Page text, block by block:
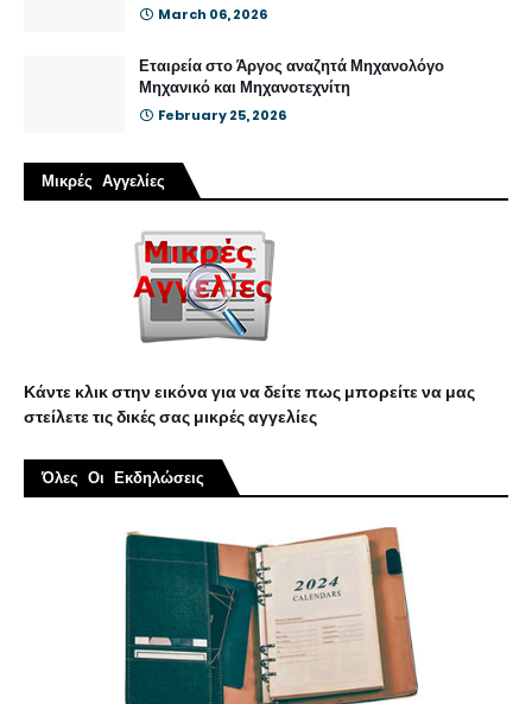
March 06, 2026
Εταιρεία στο Άργος αναζητά Μηχανολόγο
Μηχανικό και Μηχανοτεχνίτη
February 25, 2026
Μικρές Αγγελίες
Κάντε κλικ στην εικόνα για να δείτε πως μπορείτε να μας
στείλετε τις δικές σας μικρές αγγελίες
Όλες Οι Εκδηλώσεις